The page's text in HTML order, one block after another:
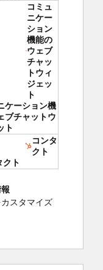
コミュ
ニケー
ション
機能の
ウェブ
チャッ
トウィ
ジェッ
ト
ケーション機
ブチャットウ
ト
コンタ
クト
クト
スタマイズ